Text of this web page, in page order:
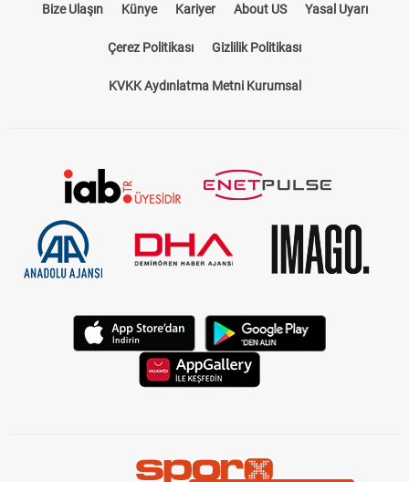
Künye Kariyer About US
Çerez Politikası Gizlilik Politikası